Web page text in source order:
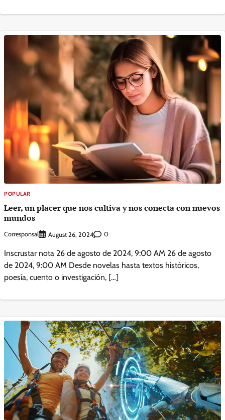
POPULAR
Leer, un placer que nos cultiva y nos conecta con nuevos
mundos
Corresponsal August 26, 2024 0
Inscrustar nota 26 de agosto de 2024, 9:00 AM 26 de agosto
de 2024, 9:00 AM Desde novelas hasta textos históricos,
poesía, cuento o investigación, […]